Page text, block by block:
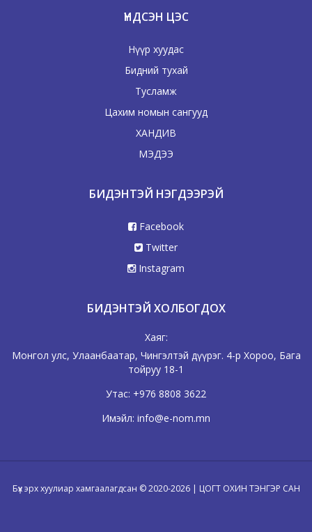
ҮНДСЭН ЦЭС
Нүүр хуудас
Бидний тухай
Тусламж
Цахим номын сангууд
ХАНДИВ
МЭДЭЭ
БИДЭНТЭЙ НЭГДЭЭРЭЙ
Facebook
Twitter
Instagram
БИДЭНТЭЙ ХОЛБОГДОХ
Хаяг:
Монгол улс, Улаанбаатар, Чингэлтэй дүүрэг. 4-р Хороо, Бага
тойруу 18-1
Утас: +976 8808 3622
Имэйл: info@e-nom.mn
Бүх эрх хуулиар хамгаалагдсан © 2020-2026 | ЦОГТ ОХИН ТЭНГЭР САН